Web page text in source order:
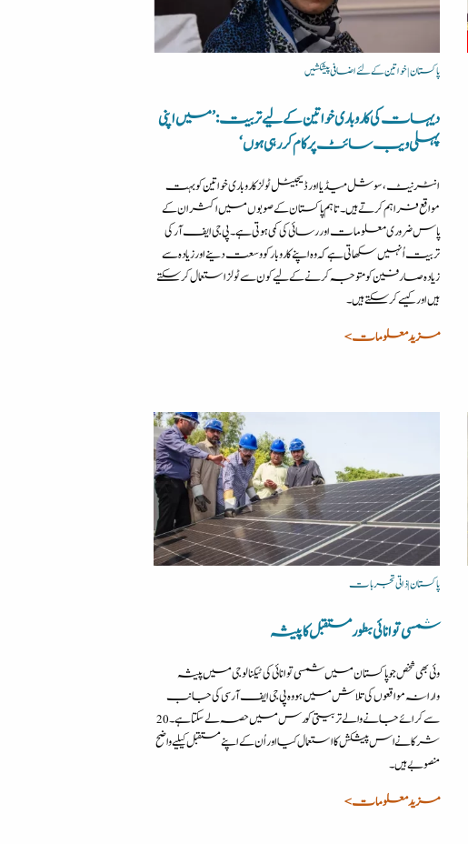
پاکستان | خواتین کے لئے اضافی پیشکشیں
دیہات کی کاروباری خواتین کے لیے تربیت: ’میں اپنی
پہلی ویب سائٹ پر کام کر رہی ہوں‘
انٹرنیٹ، سوشل میڈیا اور ڈیجیٹل ٹولز کاروباری خواتین کو بہت
مواقع فراہم کرتے ہیں۔ تاہم پاکستان کے صوبوں میں اکثر ان کے
پاس ضروری معلومات اور رسائی کی کمی ہوتی ہے۔ پی جی ایف آر کی
تربیت اُنہیں سکھاتی ہے کہ وہ اپنے کاروبار کو وسعت دینے اور زیادہ سے
زیادہ صارفین کو متوجہ کرنے کے لیے کون سے ٹولز استعمال کرسکتے
ہیں اور کیسے کرسکتے ہیں۔
مزید معلومات >
پاکستان | ذاتی تجربات
شمسی توانائی بطور مستقبل کا پیشہ
وئی بھی شخص جو پاکستان میں شمسی توانائی کی ٹیکنالوجی میں پیشہ
وارانہ مواقعوں کی تلاش میں ہو وہ پی جی ایف آر سی کی جانب
سے کرائے جانے والے تربیتی کورس میں حصہ لے سکتا ہے۔ 20
شرکا نے اس پیشکش کا استعمال کیا اور اُن کے اپنے مستقبل کیلیے واضح
منصوبے ہیں۔
مزید معلومات >